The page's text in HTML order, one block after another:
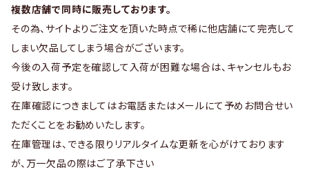
複数店舗で同時に販売しております。
その為、サイトよりご注文を頂いた時点で稀に他店舗にて完売して
しまい欠品してしまう場合がございます。
今後の入荷予定を確認して入荷が困難な場合は、キャンセルもお
受け致します。
在庫確認につきましてはお電話またはメールにて予めお問合せい
ただくことをお勧めいたします。
在庫管理は、できる限りリアルタイムな更新を心がけております
が、万一欠品の際はご了承下さい